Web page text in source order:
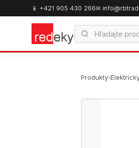
📱 +421 905 430 266✉
Produkty›